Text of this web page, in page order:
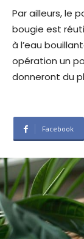
Par ailleurs, le
bougie est
à l’eau
opération un
donneront du
Facebook